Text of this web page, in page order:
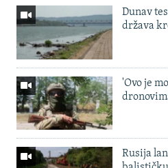
Dunav
država
'Ovo je
Rusija